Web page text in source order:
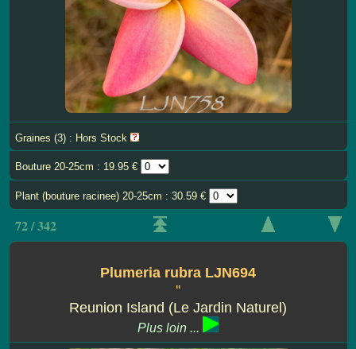
Graines (3) : Hors Stock
Bouture 20-25cm : 19.95 €
Plant (bouture racinee) 20-25cm : 30.59 €
72 / 342
Plumeria rubra LJN694
''
Reunion Island (Le Jardin Naturel)
Plus loin ...